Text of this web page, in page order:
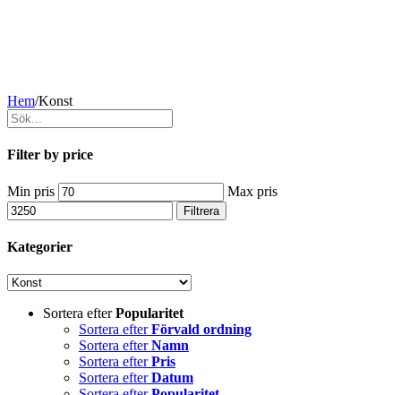
Hem/Konst
Filter by price
Min pris Max pris
Filtrera
Kategorier
Sortera efterPopularitet
Sortera efterFörvald ordning
Sortera efterNamn
Sortera efterPris
Sortera efterDatum